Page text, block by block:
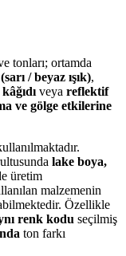
tonları; ortamda
/ beyaz ışık),
veya reflektif
ve gölge etkilerine
lake boya,
üretim
malzemenin
Özellikle
renk kodu seçilmiş
ton farkı